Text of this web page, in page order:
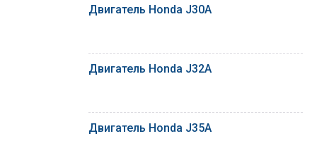
Двигатель Honda J30A
Двигатель Honda J32A
Двигатель Honda J35A